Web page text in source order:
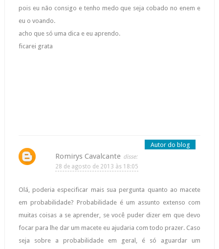
pois eu não consigo e tenho medo que seja cobado no enem e
eu o voando.
acho que só uma dica e eu aprendo.
ficarei grata
Romirys Cavalcante
28 de agosto de 2013 às 18:05
Olá, poderia especificar mais sua pergunta quanto ao macete
em probabilidade? Probabilidade é um assunto extenso com
muitas coisas a se aprender, se você puder dizer em que devo
focar para lhe dar um macete eu ajudaria com todo prazer. Caso
seja sobre a probabilidade em geral, é só aguardar um